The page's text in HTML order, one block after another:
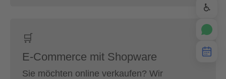
🛒
E-Commerce mit Shopware
Sie möchten online verkaufen? Wir
♿